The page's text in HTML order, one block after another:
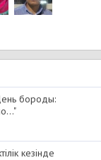
бороды:
кезінде